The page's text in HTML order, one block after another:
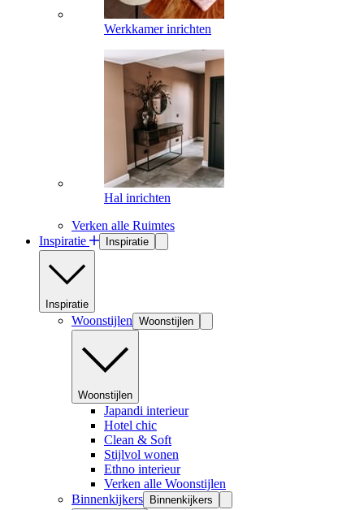
Werkkamer inrichten
Hal inrichten
Verken alle Ruimtes
Inspiratie
Inspiratie
Inspiratie
Woonstijlen Woonstijlen
Woonstijlen
Japandi interieur
Hotel chic
Clean & Soft
Stijlvol wonen
Ethno interieur
Verken alle Woonstijlen
Binnenkijkers
Binnenkijkers